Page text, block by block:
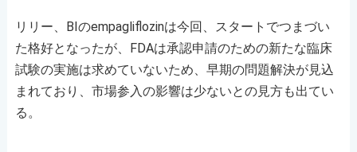
リリー、BIのempagliflozinは今回、スタートでつまづい
た格好となったが、FDAは承認申請のための新たな臨床
試験の実施は求めていないため、早期の問題解決が見込
まれており、市場参入の影響は少ないとの見方も出てい
る。